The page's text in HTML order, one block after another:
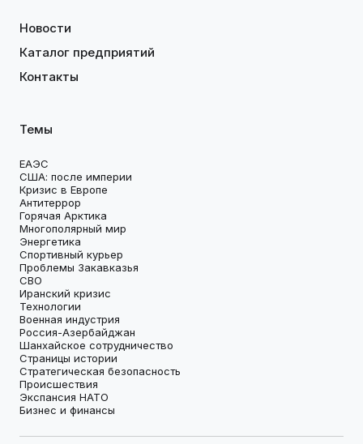
Новости
Каталог предприятий
Контакты
Темы
ЕАЭС
США: после империи
Кризис в Европе
Антитеррор
Горячая Арктика
Многополярный мир
Энергетика
Спортивный курьер
Проблемы Закавказья
СВО
Иранский кризис
Технологии
Военная индустрия
Россия-Азербайджан
Шанхайское сотрудничество
Страницы истории
Стратегическая безопасность
Происшествия
Экспансия НАТО
Бизнес и финансы